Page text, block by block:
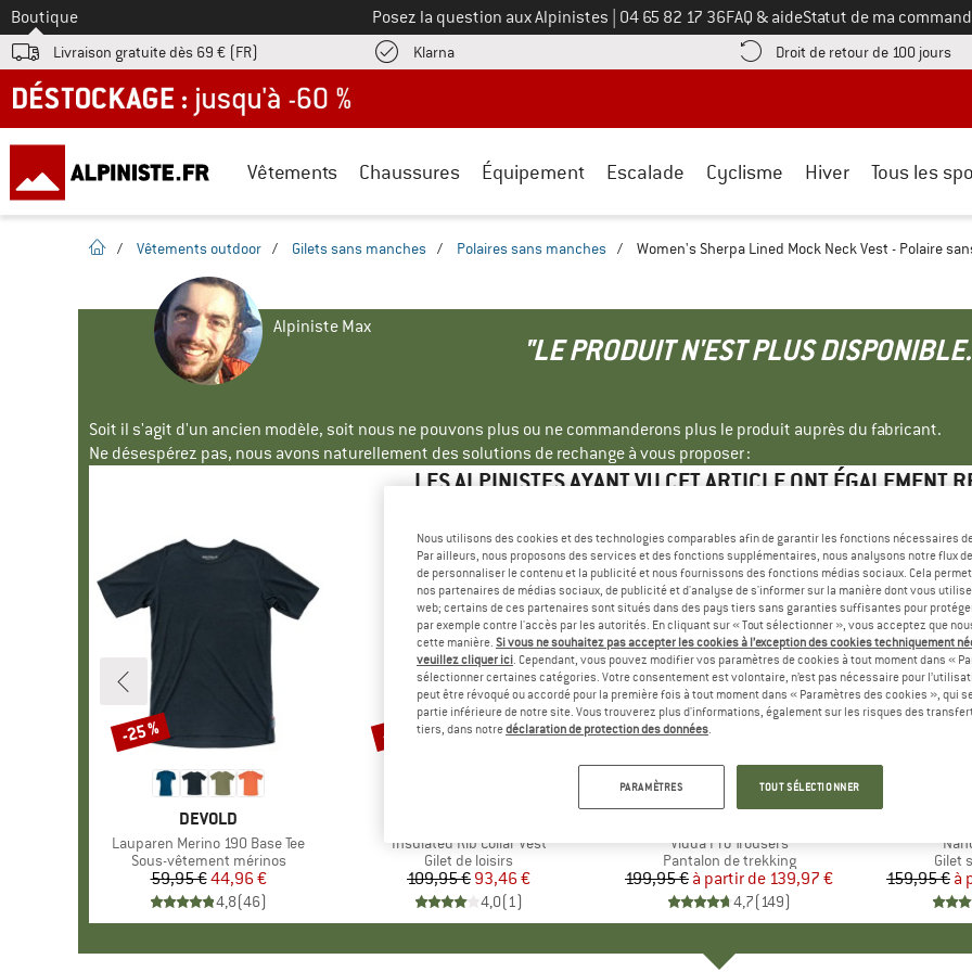
Vers le
Boutique Posez la question aux Alpinistes Appelez-nous au
04 65 82 17 36FAQ & aideStatut de ma
Livraison gratuite dès 69 € (FR) KlarnaTrouve les informations de paiement ici ! Ouvre une boîte d'information
Droit de retour de 100 jours
DÉSTOCKAGE : jusqu'à -60 %
Vêtements Chaussures Équipement Escalade Cyclisme Hiver Tous les
Page d'accueil
/ Vêtements outdoor / Gilets sans manches / Polaires sans manches / Women's Sherpa Lined Mock Neck Vest - Polaire
Alpiniste Max
"LE PRODUIT N'EST PLUS
Soit il s'agit d'un ancien modèle, soit nous ne pouvons plus ou ne commanderons plus le produit auprès du fabricant.
Ne désespérez pas, nous avons naturellement des solutions de rechange à vous proposer :
LES ALPINISTES AYANT VU CET ARTICLE ONT ÉGALEMENT
MARQUE
DEVOLD
Article
Lauparen Merino 190 Base Tee
Product group
Sous-vêtement mérinos
Prix
59,95 €Prix réduit
44,96 €
4,8(46)
Remise
-25 %
Article
Insulated Rib Collar Vest
Product group
Gilet de loisirs
Prix
109,95 €Prix réduit
93,46 €
4,0(1)
Remise
-15 %
+3
Article
Vidda Pro Trousers
Product group
Pantalon de trekking
Prix
199,95 € Prix réduit
à partir de 139,97 €
4,7(149)
Remise
Jusqu'à -30 %
Gilet
159,95 € à
Jusqu'à
Nous utilisons des cookies et des technologies comparables afin de garantir les fonctions nécessaires
Par ailleurs, nous proposons des services et des fonctions supplémentaires, nous analysons notre flux
de personnaliser le contenu et la publicité et nous fournissons des fonctions médias sociaux. Cela
nos partenaires de médias sociaux, de publicité et d'analyse de s'informer sur la manière dont vous
web; certains de ces partenaires sont situés dans des pays tiers sans garanties suffisantes pour
par exemple contre l'accès par les autorités. En cliquant sur « Tout sélectionner », vous acceptez que
cette manière. Si vous ne souhaitez pas accepter les cookies à l’exception des cookies techniquement
veuillez cliquer ici. Cependant, vous pouvez modifier vos paramètres de cookies à tout moment dans «
sélectionner certaines catégories. Votre consentement est volontaire, n’est pas nécessaire pour
peut être révoqué ou accordé pour la première fois à tout moment dans « Paramètres des cookies », qui
partie inférieure de notre site. Vous trouverez plus d'informations, également sur les risques des
tiers, dans notredéclaration de protection des données.
PARAMÈTRES TOUT SÉLECTIONNER